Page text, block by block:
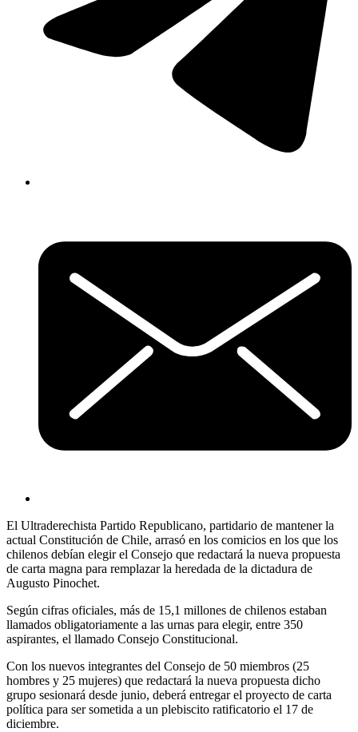
El Ultraderechista Partido Republicano, partidario de mantener la
actual Constitución de Chile, arrasó en los comicios en los que los
chilenos debían elegir el Consejo que redactará la nueva propuesta
de carta magna para remplazar la heredada de la dictadura de
Augusto Pinochet.
Según cifras oficiales, más de 15,1 millones de chilenos estaban
llamados obligatoriamente a las urnas para elegir, entre 350
aspirantes, el llamado Consejo Constitucional.
Con los nuevos integrantes del Consejo de 50 miembros (25
hombres y 25 mujeres) que redactará la nueva propuesta dicho
grupo sesionará desde junio, deberá entregar el proyecto de carta
política para ser sometida a un plebiscito ratificatorio el 17 de
diciembre.